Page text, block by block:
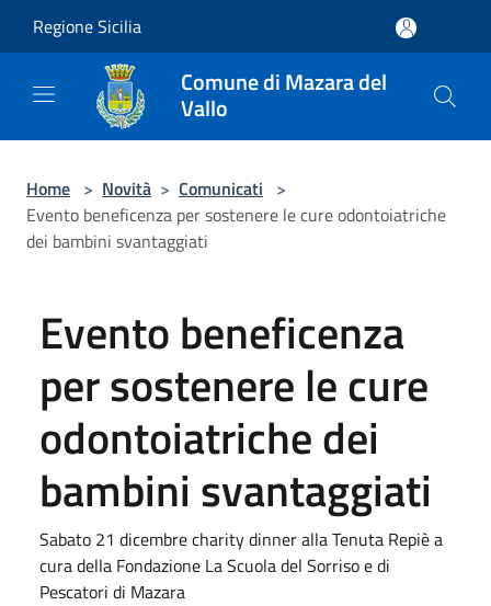
Regione Sicilia
Comune di Mazara del
Vallo
Home > Novità > Comunicati >
Evento beneficenza per sostenere le cure odontoiatriche
dei bambini svantaggiati
Evento beneficenza
per sostenere le cure
odontoiatriche dei
bambini svantaggiati
Sabato 21 dicembre charity dinner alla Tenuta Repiè a
cura della Fondazione La Scuola del Sorriso e di
Pescatori di Mazara